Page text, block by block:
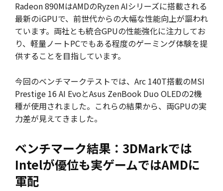
Radeon 890MはAMDのRyzen AIシリーズに搭載される
最新のiGPUで、前世代からの大幅な性能向上が謳われ
ています。両社とも統合GPUの性能強化に注力してお
り、軽量ノートPCでもある程度のゲーミング体験を提
供することを目指しています。
今回のベンチマークテストでは、Arc 140T搭載のMSI
Prestige 16 AI EvoとAsus ZenBook Duo OLEDの2機
種が使用されました。これらの結果から、両GPUの実
力差が見えてきました。
ベンチマーク結果：3DMarkでは
Intelが優位も実ゲームではAMDに
軍配